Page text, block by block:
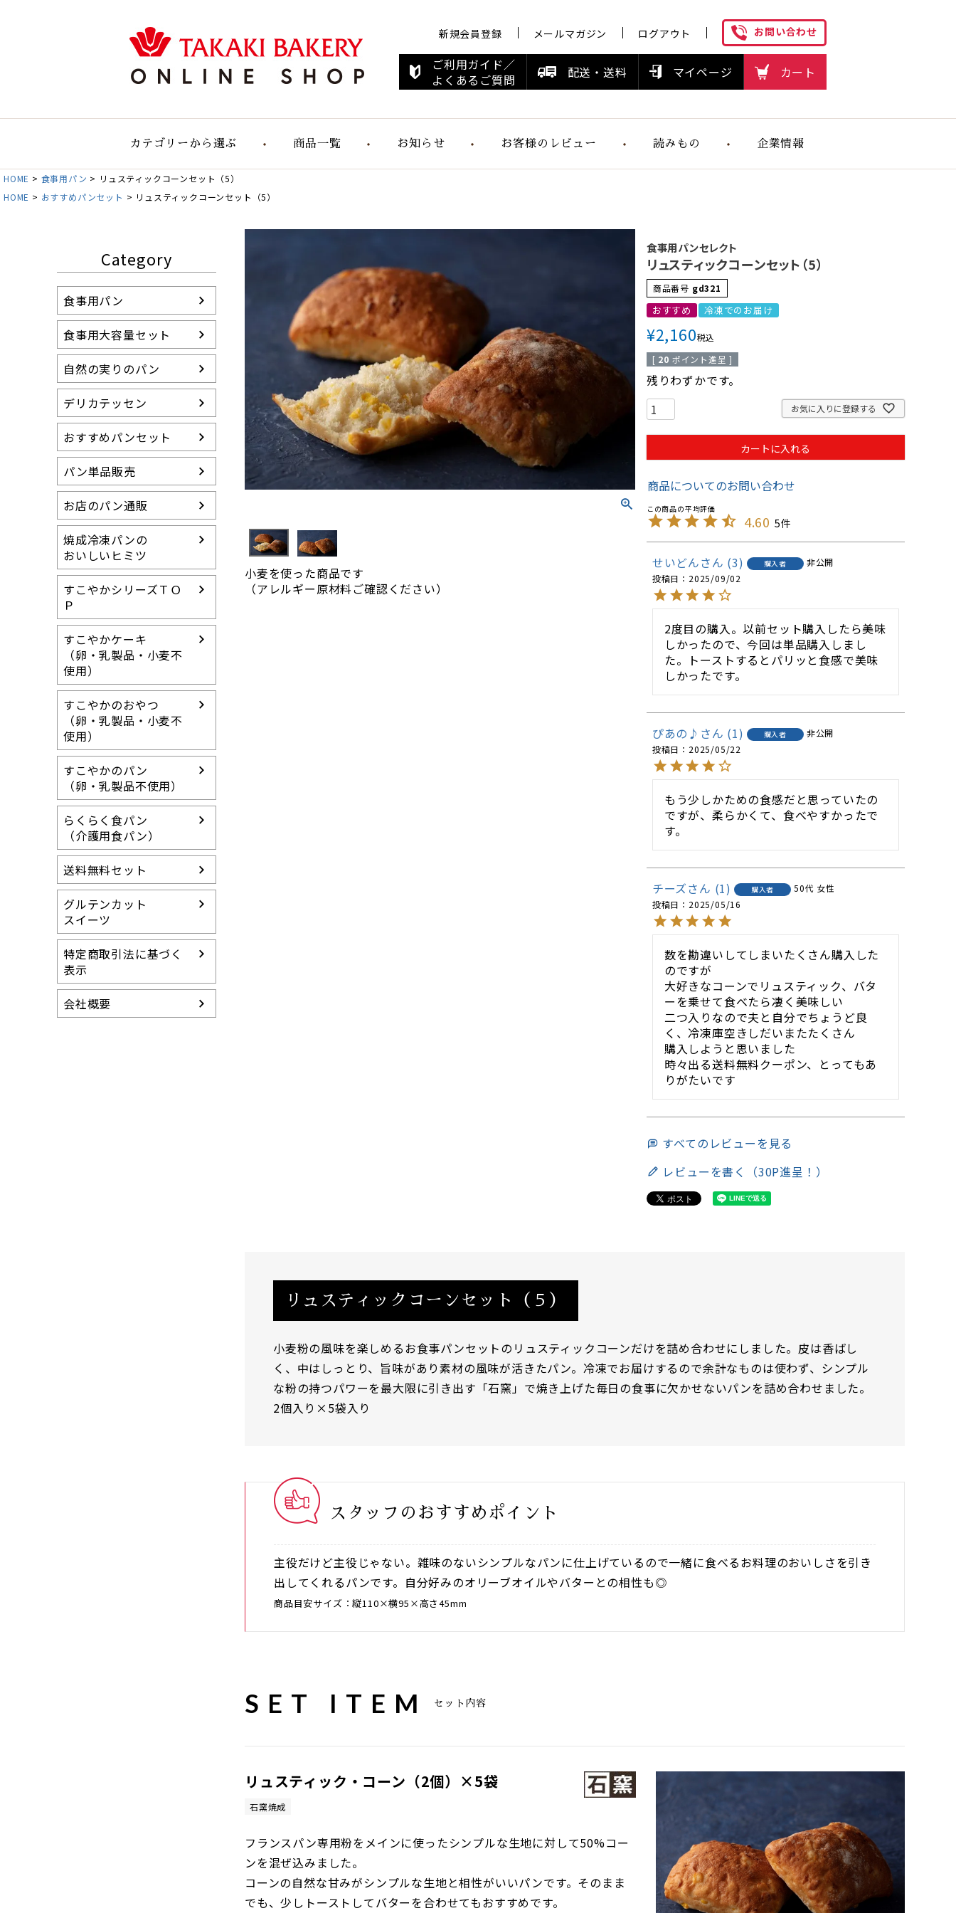
新規会員登録 メールマガジン ログアウト お問い合わせ
ご利用ガイド／
よくあるご質問
配送・送料 マイページ カート
カテゴリーから選ぶ
食事用のパン
食事用大容量セット
おすすめパンセット
お店のパン通販
冷凍パンの特徴
すこやかシリーズ
らくらく食パン
（介護用食パン）
15周年アニバーサ
リー
送料無料セット
グルテンカット スイ
ーツ
商品一覧 お知らせ
ン
お客様のレビュー 読みもの 企業情報
HOME 食事用パン
リュスティックコーンセット（5）
HOME
おすすめパンセット リュスティックコーンセット（5）
Category
食事用パン
食事用大容量セット
自然の実りのパン
デリカテッセン
おすすめパンセット
パン単品販売
お店のパン通販
焼成冷凍パンの
おいしいヒミツ
すこやかシリーズＴＯ
Ｐ
すこやかケーキ
（卵・乳製品・小麦不
使用）
すこやかのおやつ
（卵・乳製品・小麦不
使用）
すこやかのパン
（卵・乳製品不使用）
らくらく食パン
（介護用食パン）
送料無料セット
グルテンカット
スイーツ
特定商取引法に基づく
表示
会社概要
小麦を使った商品です
（アレルギー原材料ご確認ください）
食事用パンセレクト
リュスティックコーンセット（5）
商品番号 gd321
おすすめ 冷凍でのお届け
¥2,160税込
[ 20 ポイント進呈 ]
残りわずかです。
お気に入りに登録する
カートに入れる
商品についてのお問い合わせ
4.60 5
せいどん 3 購入者
非公開
投稿日
2025/09/02
2度目の購入。以前セット購入したら美味
しかったので、今回は単品購入しまし
た。トーストするとパリッと食感で美味
しかったです。
ぴあの♪ 1 購入者
非公開
投稿日
2025/05/22
もう少しかための食感だと思っていたの
ですが、柔らかくて、食べやすかったで
チーズ 1 購入者 50代 女性
投稿日
2025/05/16
数を勘違いしてしまいたくさん購入した
のですが
大好きなコーンでリュスティック、バタ
ーを乗せて食べたら凄く美味しい
二つ入りなので夫と自分でちょうど良
く、冷凍庫空きしだいまたたくさん
購入しようと思いました
時々出る送料無料クーポン、とってもあ
りがたいです
すべてのレビューを見る
レビューを書く（30P進呈！）
リュスティックコーンセット（５）
小麦粉の風味を楽しめるお食事パンセットのリュスティックコーンだけを詰め合わせにしました。皮は香ばし
く、中はしっとり、旨味があり素材の風味が活きたパン。冷凍でお届けするので余計なものは使わず、シンプル
な粉の持つパワーを最大限に引き出す「石窯」で焼き上げた毎日の食事に欠かせないパンを詰め合わせました。
2個入り×5袋入り
スタッフのおすすめポイント
主役だけど主役じゃない。雑味のないシンプルなパンに仕上げているので一緒に食べるお料理のおいしさを引き
出してくれるパンです。自分好みのオリーブオイルやバターとの相性も◎
商品目安サイズ：縦110×横95×高さ45mm
SET ITEM セット内容
リュスティック・コーン（2個）×5袋
石窯焼成
フランスパン専用粉をメインに使ったシンプルな生地に対して50%コー
ンを混ぜ込みました。
コーンの自然な甘みがシンプルな生地と相性がいいパンです。そのまま
でも、少しトーストしてバターを合わせてもおすすめです。